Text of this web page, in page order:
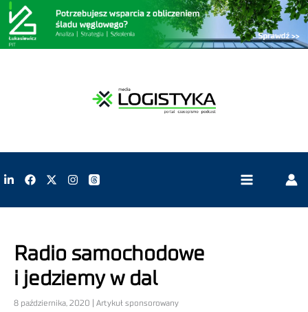
Radio samochodowe
i jedziemy w dal
8 października, 2020 | Artykuł sponsorowany